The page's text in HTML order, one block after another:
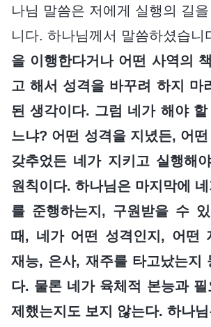
나님 말씀은 저에게 실행의 길
니다. 하나님께서 말씀하셨습니
을 이행한다거나 어떤 사역의
고 해서 성격을 바꾸려 하지 마
된 생각이다. 그럼 네가 해야 할
느냐? 어떤 성격을 지녔든, 어
갖추었든 네가 지키고 실행해
원칙이다. 하나님은 마지막에
를 준행하는지, 구원받을 수
때, 네가 어떤 성격인지, 어떤
재능, 은사, 재주를 타고났는지
다. 물론 네가 육체적 본능과 필
제했는지도 보지 않는다. 하나